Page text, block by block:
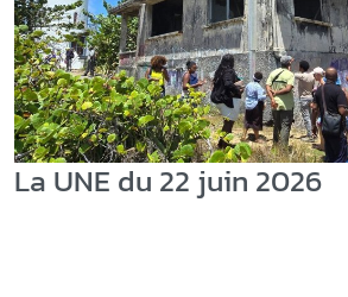
La UNE du 22 juin 2026